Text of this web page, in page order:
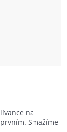
na
Smažíme